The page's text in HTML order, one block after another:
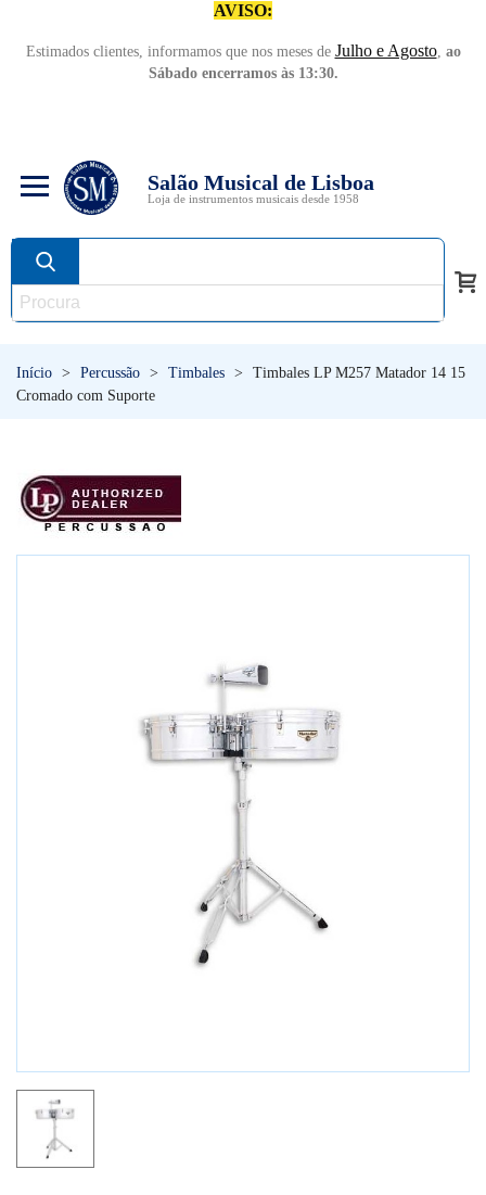
AVISO:
Estimados clientes, informamos que nos meses de Julho e Agosto, ao
Sábado encerramos às 13:30.
Salão Musical de Lisboa
Loja de instrumentos musicais desde 1958
Início > Percussão > Timbales >
Timbales LP M257 Matador 14 15
Cromado com Suporte